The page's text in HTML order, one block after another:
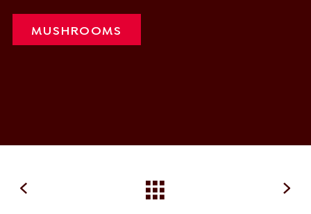
MUSHROOMS